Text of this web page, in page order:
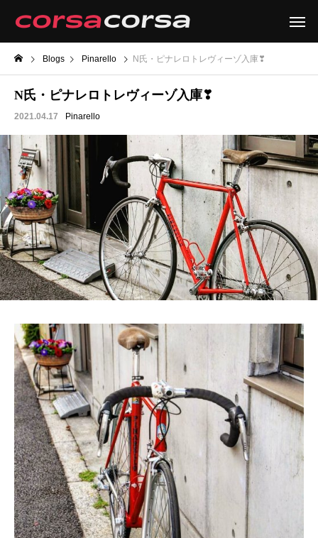
Blogs Pinarello N氏・ピナレロトレヴィーゾ入庫❣
N氏・ピナレロトレヴィーゾ入庫❣
2021.04.17 Pinarello